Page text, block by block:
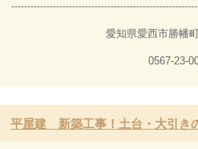
愛知県愛西市勝幡
0567-23-
平屋建 新築工事！土台・大引き